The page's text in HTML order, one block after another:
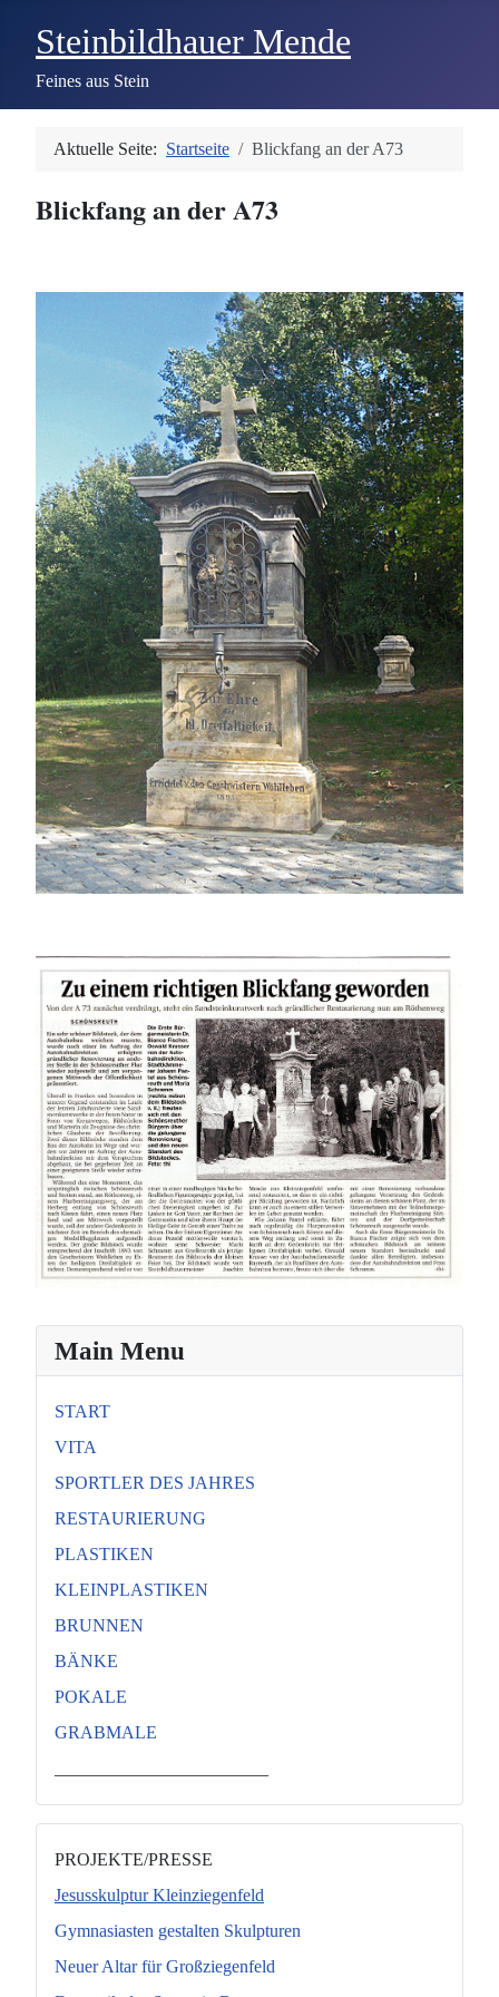
Steinbildhauer Mende
Feines aus Stein
Aktuelle Seite: Startseite Blickfang an der A73
Blickfang an der A73
Main Menu
START
VITA
SPORTLER DES JAHRES
RESTAURIERUNG
PLASTIKEN
KLEINPLASTIKEN
BRUNNEN
BÄNKE
POKALE
GRABMALE
PROJEKTE/PRESSE
Jesusskulptur Kleinziegenfeld
Gymnasiasten gestalten Skulpturen
Neuer Altar für Großziegenfeld